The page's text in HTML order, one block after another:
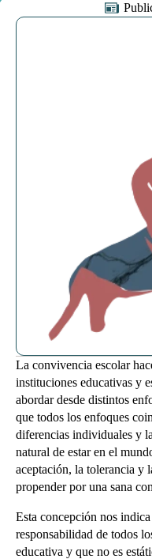
La convivencia escolar
instituciones educativas y
abordar desde distintos
que todos los enfoques
diferencias individuales y
natural de estar en el
aceptación, la tolerancia y
propender por una sana
Esta concepción nos
responsabilidad de todos
educativa y que no es